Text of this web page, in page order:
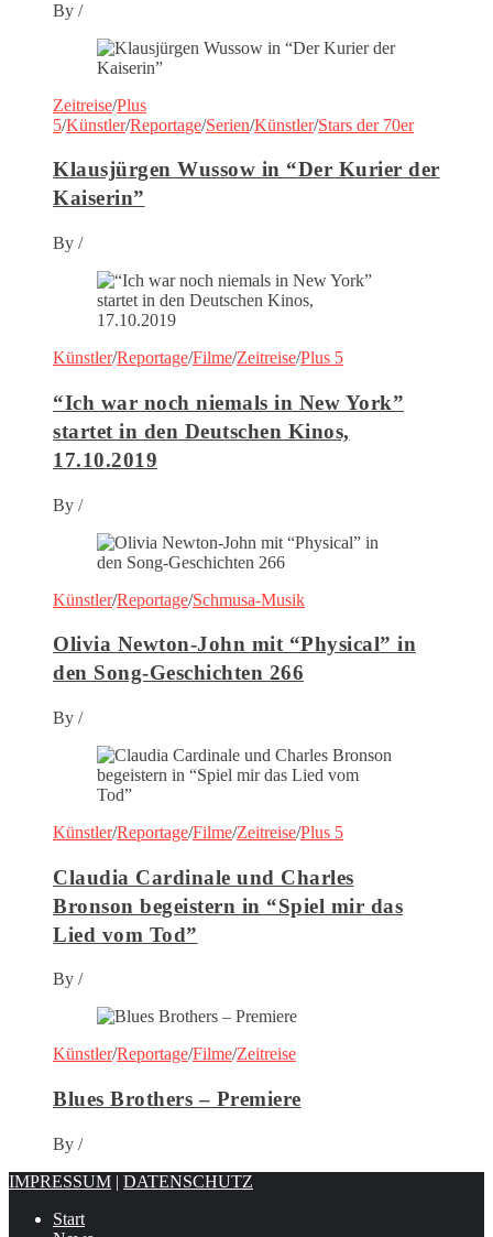
By /
Zeitreise/Plus
5/Künstler/Reportage/Serien/Künstler/Stars der 70er
Klausjürgen Wussow in “Der Kurier der
Kaiserin”
By /
Künstler/Reportage/Filme/Zeitreise/Plus 5
“Ich war noch niemals in New York”
startet in den Deutschen Kinos,
17.10.2019
By /
Künstler/Reportage/Schmusa-Musik
Olivia Newton-John mit “Physical” in
den Song-Geschichten 266
By /
Künstler/Reportage/Filme/Zeitreise/Plus 5
Claudia Cardinale und Charles
Bronson begeistern in “Spiel mir das
Lied vom Tod”
By /
Künstler/Reportage/Filme/Zeitreise
Blues Brothers – Premiere
By /
IMPRESSUM | DATENSCHUTZ
Start